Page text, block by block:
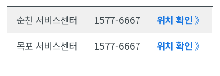
순천 서비스센터 1577-6667 위치 확인 》
목포 서비스센터
1577-6667 위치 확인 》